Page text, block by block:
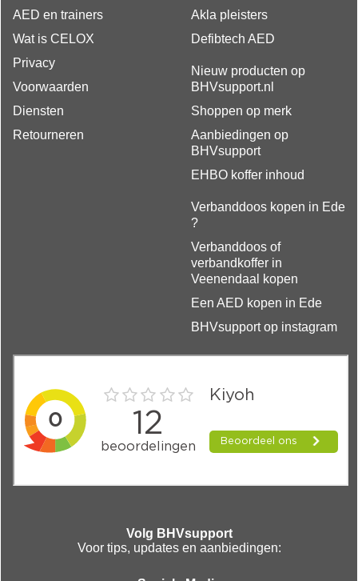
AED en trainers
Wat is CELOX
Privacy
Voorwaarden
Diensten
Retourneren
Akla pleisters
Defibtech AED
Nieuw producten op
BHVsupport.nl
Shoppen op merk
Aanbiedingen op
BHVsupport
EHBO koffer inhoud
Verbanddoos kopen in Ede
?
Verbanddoos of
verbandkoffer in
Veenendaal kopen
Een AED kopen in Ede
BHVsupport op instagram
Volg BHVsupport
Voor tips, updates en aanbiedingen: